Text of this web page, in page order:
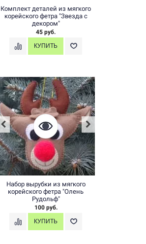
Комплект деталей из мягкого
корейского фетра "Звезда с
декором"
45 руб.
Набор вырубки из мягкого
корейского фетра "Олень
Рудольф"
100 руб.